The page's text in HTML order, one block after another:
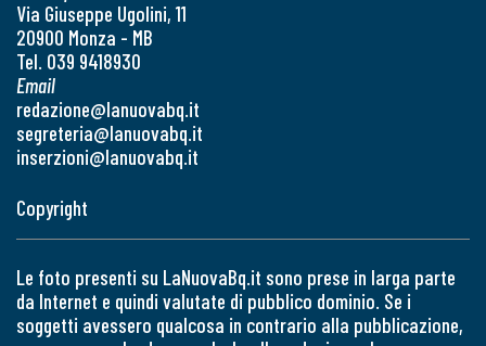
Via Giuseppe Ugolini, 11
20900 Monza - MB
Tel. 039 9418930
Email
redazione@lanuovabq.it
segreteria@lanuovabq.it
inserzioni@lanuovabq.it
Copyright
Le foto presenti su LaNuovaBq.it sono prese in larga parte
da Internet e quindi valutate di pubblico dominio. Se i
soggetti avessero qualcosa in contrario alla pubblicazione,